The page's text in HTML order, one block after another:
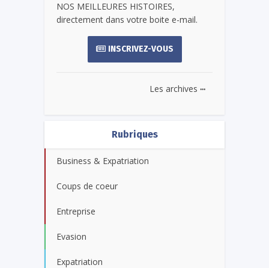
NOS MEILLEURES HISTOIRES,
directement dans votre boite e-mail.
INSCRIVEZ-VOUS
Les archives ...
Rubriques
Business & Expatriation
Coups de coeur
Entreprise
Evasion
Expatriation